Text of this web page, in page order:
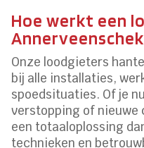
Hoe werkt een
Onze loodgieters
bij alle installaties,
spoedsituaties. Of je
verstopping of
een totaaloplossing
technieken en